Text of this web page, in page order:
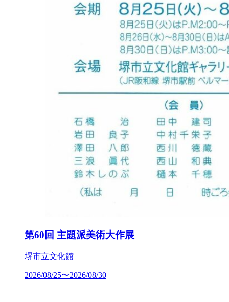
第60回 主題派美術大作展
堺市立文化館
2026/08/25〜2026/08/30